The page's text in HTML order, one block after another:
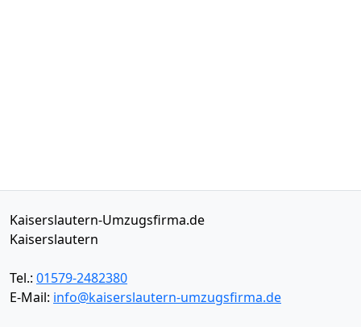
Kaiserslautern-Umzugsfirma.de
Kaiserslautern
Tel.: 01579-2482380
E-Mail: info@kaiserslautern-umzugsfirma.de